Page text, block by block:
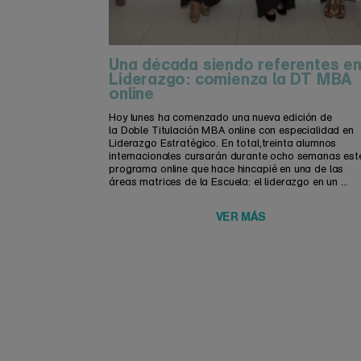
Una década siendo referentes en
Liderazgo: comienza la DT MBA
online
Hoy lunes ha comenzado una nueva edición de
la Doble Titulación MBA online con especialidad en
Liderazgo Estratégico. En total,treinta alumnos
internacionales cursarán durante ocho semanas
programa online que hace hincapié en una de las
áreas matrices de la Escuela: el liderazgo en un ...
VER MÁS